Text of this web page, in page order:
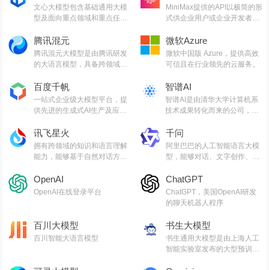
文心大模型包含基础通用大模
型及面向重点领域和重点任务
平台支撑高效便捷的应用开发
MiniMax提供的API以极简的形
式供企业用户或企业开发者调
腾讯混元
腾讯混元大模型是由腾讯研发
的大语言模型，具备跨领域知
基于人机自然语言对话的方
式，理解用户指令并执行任务
微软Azure
微软中国版 Azure，提供高效
可信且在行业领先的云服务。
百度千帆
一站式企业级大模型平台，提
供先进的生成式AI生产及应用
智谱AI
智谱AI是由清华大学计算机系
技术成果转化而来的公司，致
模型。
讯飞星火
拥有跨领域的知识和语言理解
能力，能够基于自然对话方式
千问
阿里巴巴的人工智能语言大模
型，能够对话、文字创作、写
OpenAI
OpenAI在线登录平台
ChatGPT
ChatGPT，美国OpenAI研发
的聊天机器人程序
百川大模型
百川智能大语言模型
书生大模型
书生通用大模型是由上海人工
智能实验室发布的大型预训练